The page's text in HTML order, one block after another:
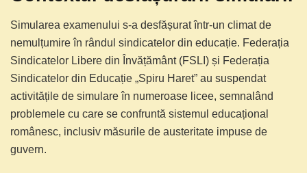
Simularea examenului s-a desfășurat într-un climat de
nemulțumire în rândul sindicatelor din educație. Federația
Sindicatelor Libere din Învățământ (FSLI) și Federația
Sindicatelor din Educație „Spiru Haret” au suspendat
activitățile de simulare în numeroase licee, semnalând
problemele cu care se confruntă sistemul educațional
românesc, inclusiv măsurile de austeritate impuse de
guvern.